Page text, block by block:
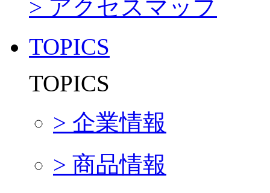
> アクセスマップ
TOPICS
TOPICS
> 企業情報
> 商品情報